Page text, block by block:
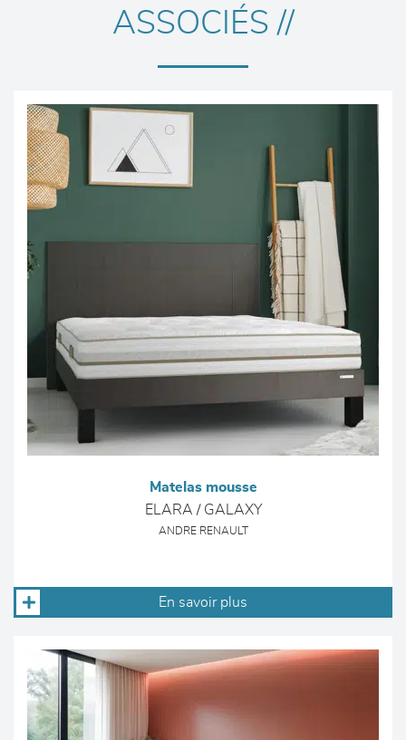
ASSOCIÉS //
Matelas mousse
ELARA / GALAXY
ANDRE RENAULT
En savoir plus